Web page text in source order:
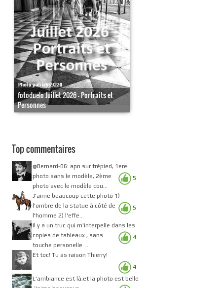
fotoduelo Juillet 2026 - Portraits et
Personnes
Top commentaires
5
@Bernard-06: apn sur trépied, 1ere
photo sans le modèle, 2ème
photo avec le modèle cou...
5
J'aime beaucoup cette photo 1)
l'ombre de la statue à côté de
l'homme 2) l'effe...
4
Il y a un truc qui m'interpelle dans les
copies de tableaux , sans
touche personelle. ...
4
Et toc! Tu as raison Thierry!
L'ambiance est là,et la photo est belle